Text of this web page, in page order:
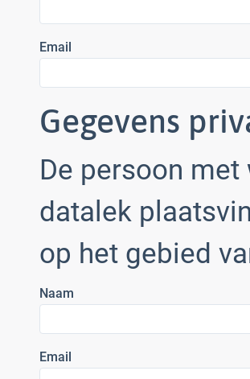
Email
Gegevens
De persoon
datalek
op het gebied
Naam
Email